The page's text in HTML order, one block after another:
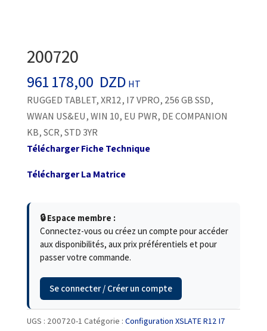
200720
961 178,00 DZD HT
RUGGED TABLET, XR12, I7 VPRO, 256 GB SSD,
WWAN US&EU, WIN 10, EU PWR, DE COMPANION
KB, SCR, STD 3YR
Télécharger Fiche Technique
Télécharger La Matrice
🔒 Espace membre :
Connectez-vous ou créez un compte pour accéder
aux disponibilités, aux prix préférentiels et pour
passer votre commande.
Se connecter / Créer un compte
UGS : 200720-1 Catégorie : Configuration XSLATE R12 I7